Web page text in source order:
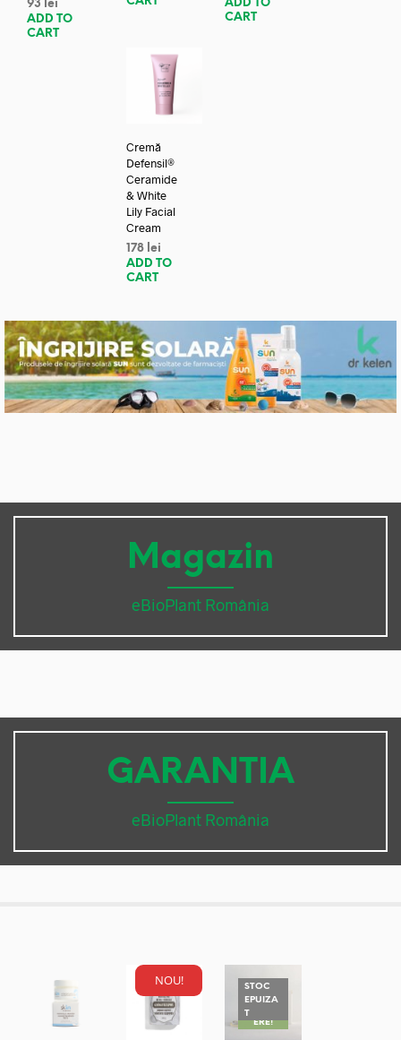
93
lei
ADD TO
CART
ADD TO
CART
Cremă
Defensil®
Ceramide
& White
Lily Facial
Cream
178 lei
ADD TO
CART
Magazin
eBioPlant România
GARANTIA
eBioPlant România
NOU!
STOC
EPUIZA
TREDUC
ERE!